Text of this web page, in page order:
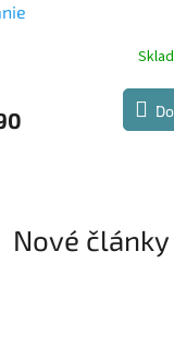
Nové články